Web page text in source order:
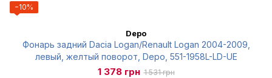
−10%
Depo
Фонарь задний Dacia Logan/Renault Logan 2004-2009,
левый, желтый поворот, Depo, 551-1958L-LD-UE
1 378 грн 1 531 грн